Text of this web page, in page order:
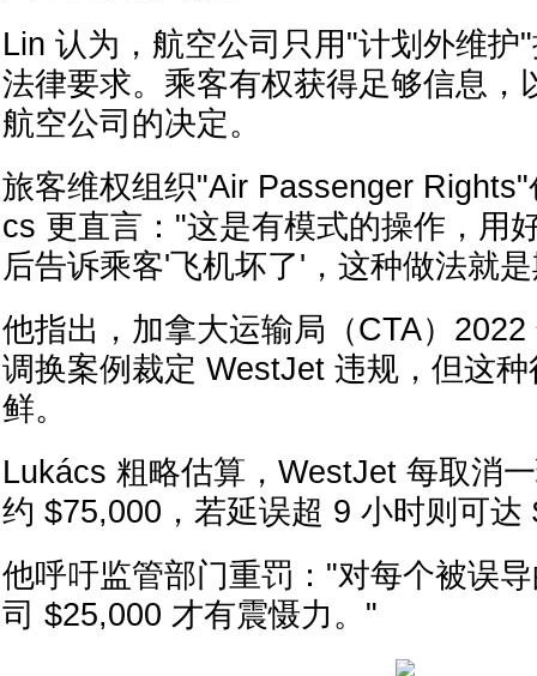
Lin 认为，航空公司只用"计划外维护
法律要求。乘客有权获得足够信息，
航空公司的决定。
旅客维权组织"Air Passenger
cs 更直言："这是有模式的操作，用
后告诉乘客'飞机坏了'，这种做法就
他指出，加拿大运输局（CTA）
调换案例裁定 WestJet 违规，但这
鲜。
Lukács 粗略估算，WestJet 每取消
约 $75,000，若延误超 9 小时则可达
他呼吁监管部门重罚："对每个被误
司 $25,000 才有震慑力。"